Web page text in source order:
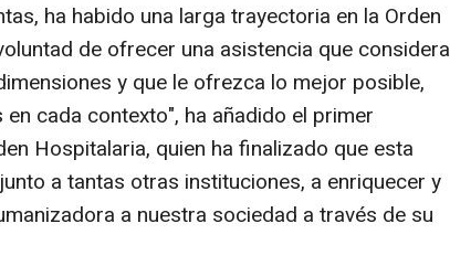
ha habido una larga trayectoria en la Orden
de ofrecer una asistencia que considera
y que le ofrezca lo mejor posible,
cada contexto", ha añadido el primer
Hospitalaria, quien ha finalizado que esta
a tantas otras instituciones, a enriquecer y
a nuestra sociedad a través de su